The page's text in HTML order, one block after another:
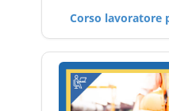
Corso lavoratore